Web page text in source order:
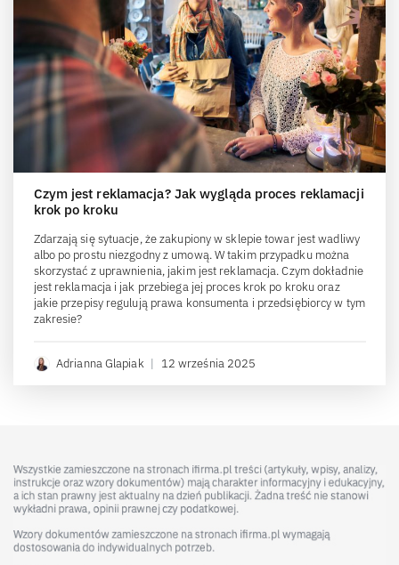
Czym jest reklamacja? Jak wygląda proces reklamacji
krok po kroku
Zdarzają się sytuacje, że zakupiony w sklepie towar jest wadliwy
albo po prostu niezgodny z umową. W takim przypadku można
skorzystać z uprawnienia, jakim jest reklamacja. Czym dokładnie
jest reklamacja i jak przebiega jej proces krok po kroku oraz
jakie przepisy regulują prawa konsumenta i przedsiębiorcy w tym
zakresie?
Adrianna Glapiak | 12 września 2025